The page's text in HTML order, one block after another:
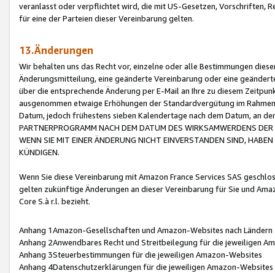
veranlasst oder verpflichtet wird, die mit US-Gesetzen, Vorschriften,
für eine der Parteien dieser Vereinbarung gelten.
13.Änderungen
Wir behalten uns das Recht vor, einzelne oder alle Bestimmungen
Änderungsmitteilung, eine geänderte Vereinbarung oder eine
über die entsprechende Änderung per E-Mail an Ihre zu diesem
ausgenommen etwaige Erhöhungen der Standardvergütung im
Datum, jedoch frühestens sieben Kalendertage nach dem Datum, an
PARTNERPROGRAMM NACH DEM DATUM DES WIRKSAMWERDENS
WENN SIE MIT EINER ÄNDERUNG NICHT EINVERSTANDEN SIND,
KÜNDIGEN.
Wenn Sie diese Vereinbarung mit Amazon France Services SAS
gelten zukünftige Änderungen an dieser Vereinbarung für Sie und
Core S.à r.l. bezieht.
Anhang 1Amazon-Gesellschaften und Amazon-Websites nach Ländern
Anhang 2Anwendbares Recht und Streitbeilegung für die jeweiligen
Anhang 3Steuerbestimmungen für die jeweiligen Amazon-Websites
Anhang 4Datenschutzerklärungen für die jeweiligen Amazon-Websites